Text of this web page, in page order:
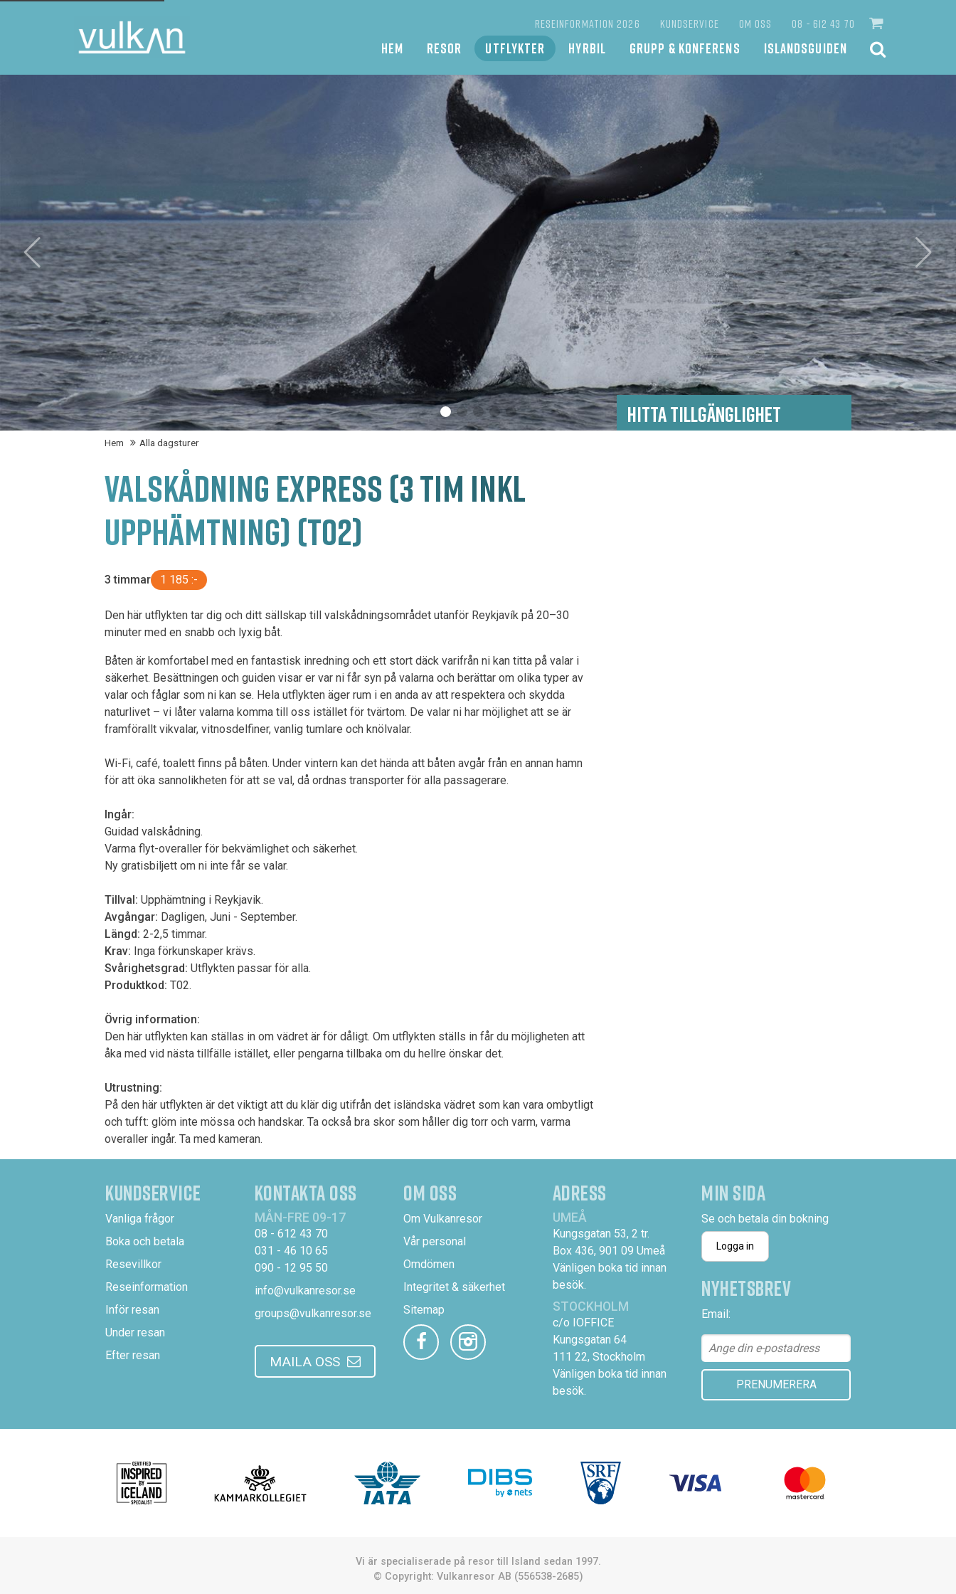
RESEINFORMATION 2026 KUNDSERVICE OM OSS
08 - 612 43 70
MainHEM RESOR UTFLYKTER HYRBIL GRUPP & KONFERENS ISLANDSGUIDEN
SÖK
Hem Alla dagsturer
VALSKÅDNING EXPRESS (3 TIM INKL
UPPHÄMTNING) (T02)
3 timmar 1 185 :-
Den här utflykten tar dig och ditt sällskap till valskådningsområdet utanför Reykjavík på 20–30
minuter med en snabb och lyxig båt.
Båten är komfortabel med en fantastisk inredning och ett stort däck varifrån ni kan titta på valar i
säkerhet. Besättningen och guiden visar er var ni får syn på valarna och berättar om olika typer av
valar och fåglar som ni kan se. Hela utflykten äger rum i en anda av att respektera och skydda
naturlivet – vi låter valarna komma till oss istället för tvärtom. De valar ni har möjlighet att se är
framförallt vikvalar, vitnosdelfiner, vanlig tumlare och knölvalar.
Wi-Fi, café, toalett finns på båten. Under vintern kan det hända att båten avgår från en annan hamn
för att öka sannolikheten för att se val, då ordnas transporter för alla passagerare.
Ingår:
Guidad valskådning.
Varma flyt-overaller för bekvämlighet och säkerhet.
Ny gratisbiljett om ni inte får se valar.
Tillval: Upphämtning i Reykjavik.
Avgångar: Dagligen, Juni - September.
Längd: 2-2,5 timmar.
Krav: Inga förkunskaper krävs.
Svårighetsgrad: Utflykten passar för alla.
Produktkod: T02.
Övrig information:
Den här utflykten kan ställas in om vädret är för dåligt. Om utflykten ställs in får du möjligheten att
åka med vid nästa tillfälle istället, eller pengarna tillbaka om du hellre önskar det.
Utrustning:
På den här utflykten är det viktigt att du klär dig utifrån det isländska vädret som kan vara ombytligt
och tufft: glöm inte mössa och handskar. Ta också bra skor som håller dig torr och varm, varma
overaller ingår. Ta med kameran.
HITTA TILLGÄNGLIGHET
KUNDSERVICE
Vanliga frågor
Boka och betala
Resevillkor
Reseinformation
Inför resan
Under resan
Efter resan
KONTAKTA OSS
MÅN-FRE 09-17
08 - 612 43 70
031 - 46 10 65
090 - 12 95 50
info@vulkanresor.se
groups@vulkanresor.se
MAILA OSS
OM OSS
Om Vulkanresor
Vår personal
Omdömen
Integritet & säkerhet
Sitemap
ADRESS
UMEÅ
Kungsgatan 53, 2 tr.
Box 436, 901 09 Umeå
Vänligen boka tid innan
besök.
STOCKHOLM
c/o IOFFICE
Kungsgatan 64
111 22, Stockholm
Vänligen boka tid innan
besök.
MIN SIDA
Se och betala din bokning
Logga in
NYHETSBREV
Email:
Vi är specialiserade på resor till Island sedan 1997.
© Copyright: Vulkanresor AB (556538-2685)